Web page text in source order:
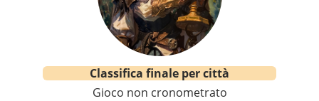
Classifica finale per città
Gioco non cronometrato